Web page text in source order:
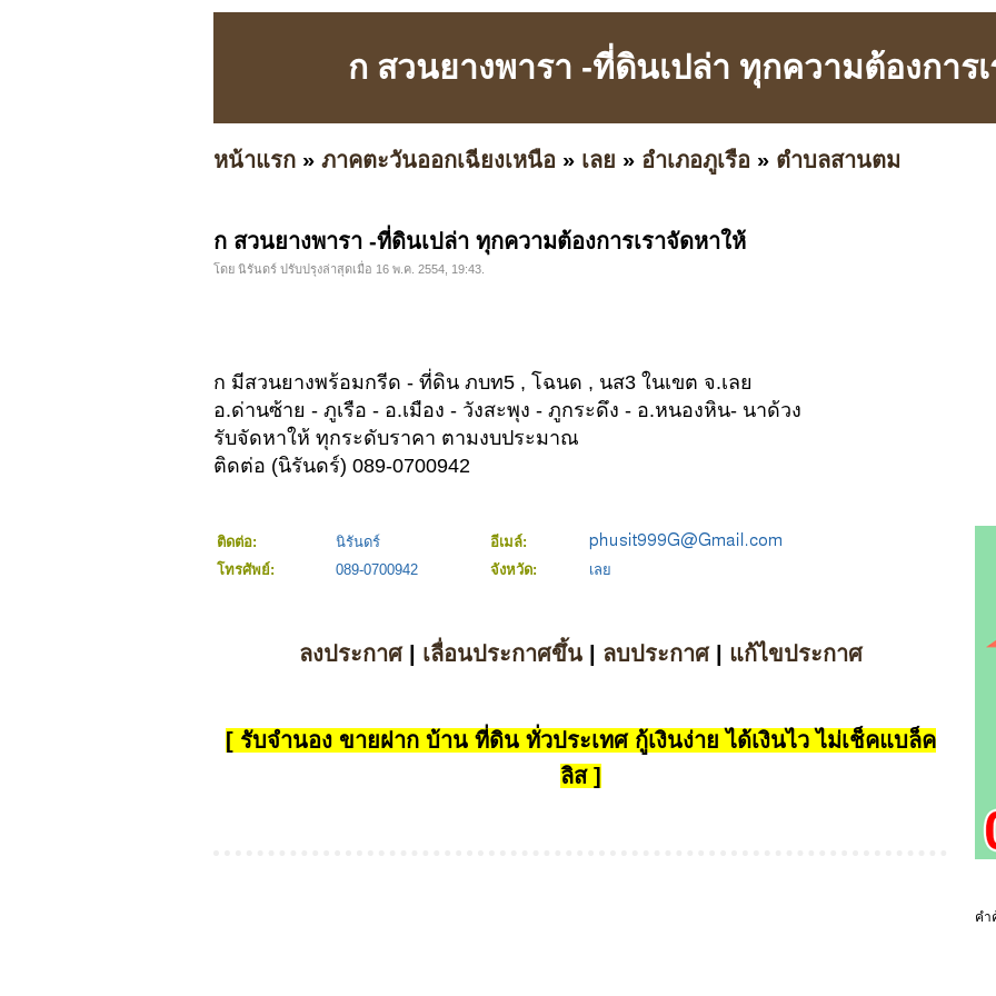
ก สวนยางพารา -ที่ดินเปล่า ทุกความต้องการ
หน้าแรก » ภาคตะวันออกเฉียงเหนือ » เลย » อำเภอภูเรือ » ตำบลสานตม
ก สวนยางพารา -ที่ดินเปล่า ทุกความต้องการเราจัดหาให้
โดย นิรันดร์ ปรับปรุงล่าสุดเมื่อ 16 พ.ค. 2554, 19:43.
ก มีสวนยางพร้อมกรีด - ที่ดิน ภบท5 , โฉนด , นส3 ในเขต จ.เลย
อ.ด่านซ้าย - ภูเรือ - อ.เมือง - วังสะพุง - ภูกระดึง - อ.หนองหิน- นาด้วง
รับจัดหาให้ ทุกระดับราคา ตามงบประมาณ
ติดต่อ (นิรันดร์) 089-0700942
ติดต่อ: นิรันดร์
อีเมล์:
โทรศัพย์:
089-0700942 จังหวัด: เลย
ลงประกาศ| เลื่อนประกาศขึ้น| ลบประกาศ| แก้ไขประกาศ
[ รับจำนอง ขายฝาก บ้าน ที่ดิน ทั่วประเทศ กู้เงินง่าย ได้เงินไว ไม่เช็คแบล็ค
ลิส ]
คำ